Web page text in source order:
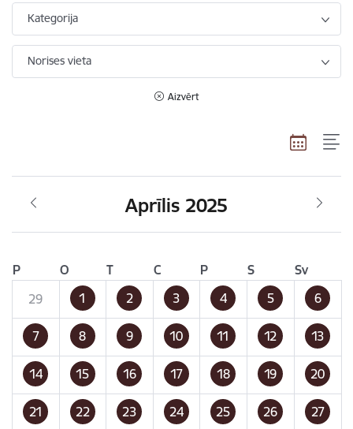
Kategorija
Norises vieta
Aizvērt
Aprīlis 2025
P O T C P S
Sv
29
1 2 3 4 5 6
7 8 9 10 11 12 13
14 15 16 17 18 19 20
21 22 23 24 25 26 27